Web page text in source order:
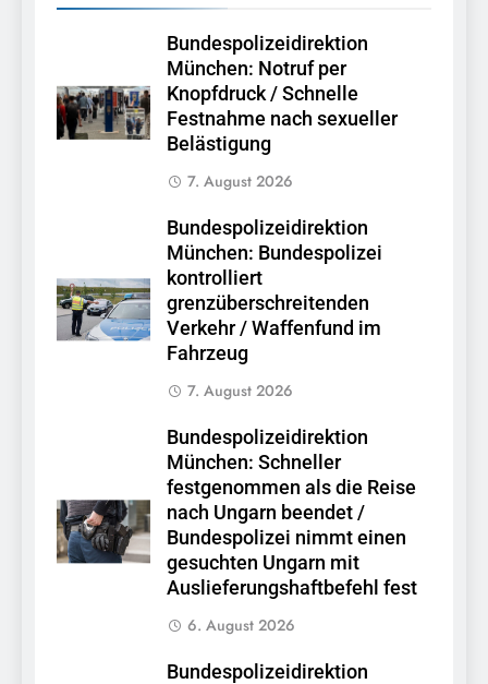
Bundespolizeidirektion
München: Notruf per
Knopfdruck / Schnelle
Festnahme nach sexueller
Belästigung
7. August 2026
Bundespolizeidirektion
München: Bundespolizei
kontrolliert
grenzüberschreitenden
Verkehr / Waffenfund im
Fahrzeug
7. August 2026
Bundespolizeidirektion
München: Schneller
festgenommen als die Reise
nach Ungarn beendet /
Bundespolizei nimmt einen
gesuchten Ungarn mit
Auslieferungshaftbefehl fest
6. August 2026
Bundespolizeidirektion